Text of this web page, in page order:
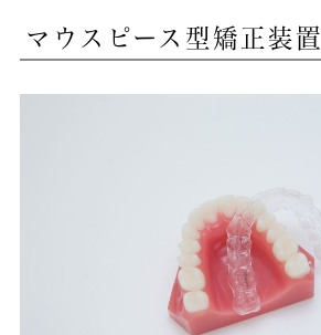
マウスピース型矯正装置